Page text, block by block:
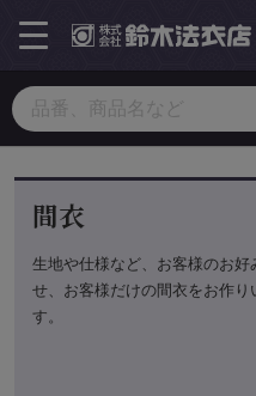
toggle
navigation
間衣
生地や仕様など、お客様のお好
せ、お客様だけの間衣をお作り
す。